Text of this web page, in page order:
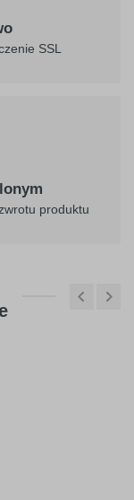
SSL
produktu